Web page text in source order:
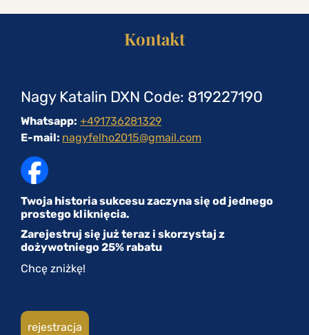
Kontakt
Nagy Katalin DXN Code: 819227190
Whatsapp: +491736281329
E-mail: nagyfelho2015@gmail.com
Twoja historia sukcesu zaczyna się od jednego
prostego kliknięcia.
Zarejestruj się już teraz i skorzystaj z
dożywotniego 25% rabatu
Chcę zniżkę!
rejestracja